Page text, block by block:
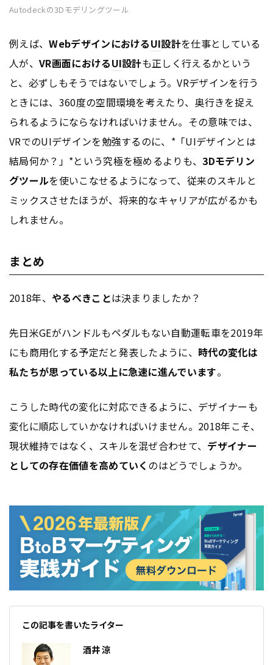
Autodeckの3Dモデリングツール
例えば、WebデザインにおけるUI設計を仕事としている
人が、 VR画面におけるUI設計も正しく行えるかという
と、必ずしもそうではないでしょう。VRデザインを行う
ときには、360度の空間環境を考えたり、奥行きを捉え
られるようにならなければいけません。その意味では、
VRでのUIデザインを勉強するのに、*「UIデザインとは
結局何か？」*という究極を極めるよりも、3Dモデリン
グツールを使いこなせるようになって、従来のスキルと
ミックスさせたほうが、将来的なキャリアが広がるかも
しれません。
まとめ
2018年、 やるべきことは決まりましたか？
先日米GEがハンドルもペダルもない自動運転車を2019年
にも商用化する予定だと発表したように、 時代の変化は
私たちが思っている以上に急速に進んでいます。
こうした時代の変化に対応できるように、デザイナーも
変化に順応していかなければいけません。2018年こそ、
現状維持ではなく、スキルを混ぜ合わせて、 デザイナー
としての存在価値を高めていく のはどうでしょうか。
この記事を書いたライター
酒井 涼